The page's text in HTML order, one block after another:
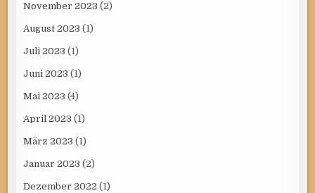
November 2023 (2)
August 2023 (1)
Juli 2023 (1)
Juni 2023 (1)
Mai 2023 (4)
April 2023 (1)
März 2023 (1)
Januar 2023 (2)
Dezember 2022 (1)